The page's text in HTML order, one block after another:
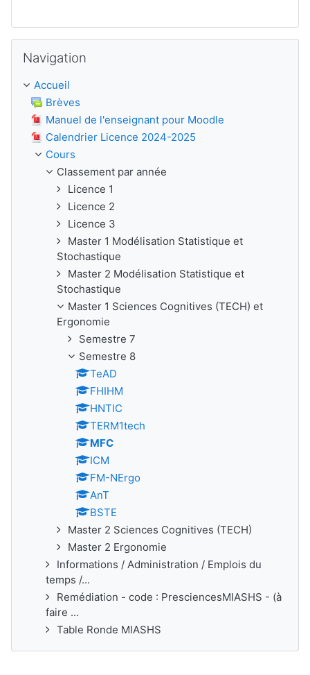
Navigation
Accueil
Brèves
Manuel de l'enseignant pour Moodle
Calendrier Licence 2024-2025
Cours
Classement par année
Licence 1
Licence 2
Licence 3
Master 1 Modélisation Statistique et
Stochastique
Master 2 Modélisation Statistique et
Stochastique
Master 1 Sciences Cognitives (TECH) et
Ergonomie
Semestre 7
Semestre 8
TeAD
FHIHM
HNTIC
TERM1tech
MFC
ICM
FM-NErgo
AnT
BSTE
Master 2 Sciences Cognitives (TECH)
Master 2 Ergonomie
Informations / Administration / Emplois du
temps /...
Remédiation - code : PresciencesMIASHS - (à
faire ...
Table Ronde MIASHS